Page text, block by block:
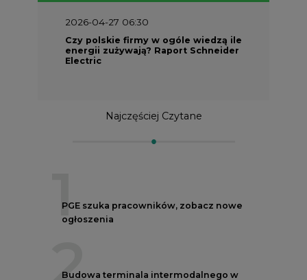
2026-04-27 06:30
Czy polskie firmy w ogóle wiedzą ile
energii zużywają? Raport Schneider
Electric
Najczęściej Czytane
1
PGE szuka pracowników, zobacz nowe
ogłoszenia
2
Budowa terminala intermodalnego w